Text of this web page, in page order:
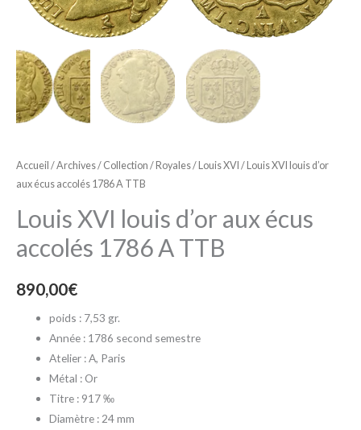
Accueil /Archives/ Collection / Royales/ Louis XVI / Louis XVI louis d’or
aux écus accolés 1786 A TTB
Louis XVI louis d’or aux écus
accolés 1786 A TTB
890,00€
poids : 7,53 gr.
Année : 1786 second semestre
Atelier : A, Paris
Métal : Or
Titre : 917 ‰
Diamètre : 24 mm